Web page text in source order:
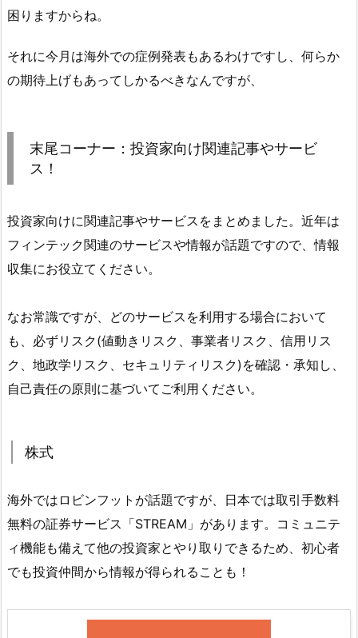
困りますからね。
それに今月は海外での症例発表もあるわけですし、何らか
の期待上げもあってしかるべきなんですが、
末尾コーナー：投資家向け関連記事やサービ
ス！
投資家向けに関連記事やサービスをまとめました。近年は
フィンテック関連のサービスや情報が話題ですので、情報
収集にお役立てください。
なお常識ですが、どのサービスを利用する場合において
も、必ずリスク(値動きリスク、事業者リスク、信用リス
ク、地政学リスク、セキュリティリスク)を確認・承知し、
自己責任の原則に基づいてご利用ください。
株式
海外ではロビンフットが話題ですが、日本では取引手数料
無料の証券サービス「STREAM」があります。コミュニテ
ィ機能も備えて他の投資家とやり取りできるため、初心者
でも投資仲間から情報が得られることも！